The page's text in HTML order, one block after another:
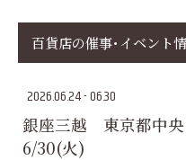
百貨店の催事･イベント
2026.06.24 - 06.30
銀座三越 東京都中
6/30(火)